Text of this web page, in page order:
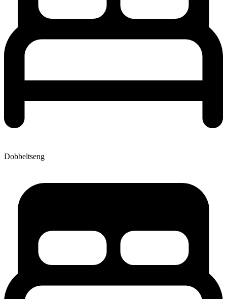
Dobbeltseng